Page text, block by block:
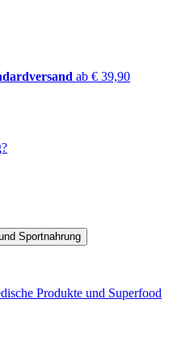
ab € 39,90
Produkte und Superfood